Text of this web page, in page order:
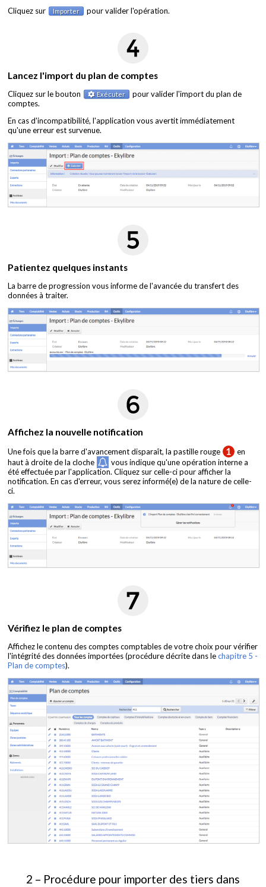
Cliquez sur Importer pour valider l'opération.
Lancez l'import du plan de comptes
Cliquez sur le bouton Exécuter
pour valider l'import du plan de
comptes.
En cas d'incompatibilité, l'application vous avertit immédiatement
qu'une erreur est survenue.
Patientez quelques instants
La barre de progression vous informe de l'avancée du transfert des
données à traiter.
Affichez la nouvelle notification
Une fois que la barre d'avancement disparaît, la pastille rouge
en
haut à droite de la cloche
vous indique qu'une opération interne a
été effectuée par l'application. Cliquez sur celle-ci pour afficher la
notification. En cas d'erreur, vous serez informé(e) de la nature de celle-
ci.
Vérifiez le plan de comptes
Affichez le contenu des comptes comptables de votre choix pour vérifier
l'intégrité des données importées (procédure décrite dans lechapitre 5 -
Plan de comptes).
2 – Procédure pour importer des tiers dans